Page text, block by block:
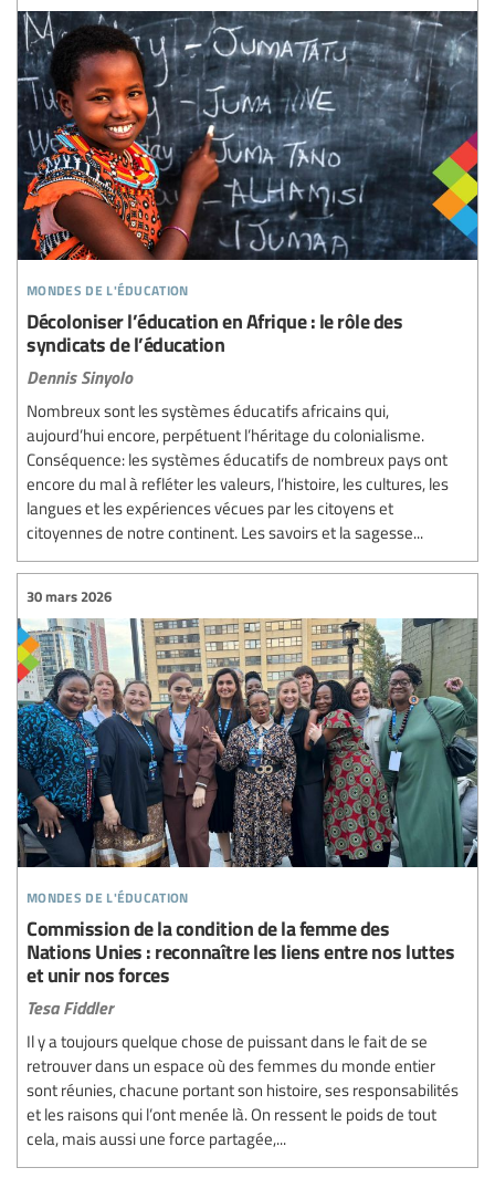
mondes de l'éducation
Décoloniser l’éducation en Afrique : le rôle des
syndicats de l’éducation
Dennis Sinyolo
Nombreux sont les systèmes éducatifs africains qui,
aujourd’hui encore, perpétuent l’héritage du colonialisme.
Conséquence: les systèmes éducatifs de nombreux pays ont
encore du mal à refléter les valeurs, l’histoire, les cultures, les
langues et les expériences vécues par les citoyens et
citoyennes de notre continent. Les savoirs et la sagesse...
mondes de l'éducation
30 mars 2026
Commission de la condition de la femme des
Nations Unies : reconnaître les liens entre nos luttes
et unir nos forces
Tesa Fiddler
Il y a toujours quelque chose de puissant dans le fait de se
retrouver dans un espace où des femmes du monde entier
sont réunies, chacune portant son histoire, ses responsabilités
et les raisons qui l’ont menée là. On ressent le poids de tout
cela, mais aussi une force partagée,...